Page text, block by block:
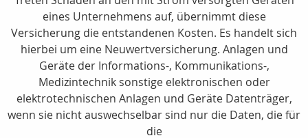
eines Unternehmens auf, übernimmt diese
Versicherung die entstandenen Kosten. Es handelt sich
hierbei um eine Neuwertversicherung. Anlagen und
Geräte der Informations-, Kommunikations-,
Medizintechnik sonstige elektronischen oder
elektrotechnischen Anlagen und Geräte Datenträger,
wenn sie nicht auswechselbar sind nur die Daten, die für
die